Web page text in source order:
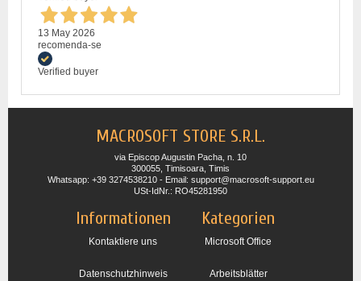
13 May 2026
recomenda-se
Verified buyer
MACROSOFT STORE S.R.L.
via Episcop Augustin Pacha, n. 10
300055, Timisoara, Timis
Whatsapp: +39 3274538210 - Email: support@macrosoft-support.eu
USt-IdNr.: RO45281950
Informationen
Kontaktiere uns
Datenschutzhinweis
Kategorien
Microsoft Office
Arbeitsblätter